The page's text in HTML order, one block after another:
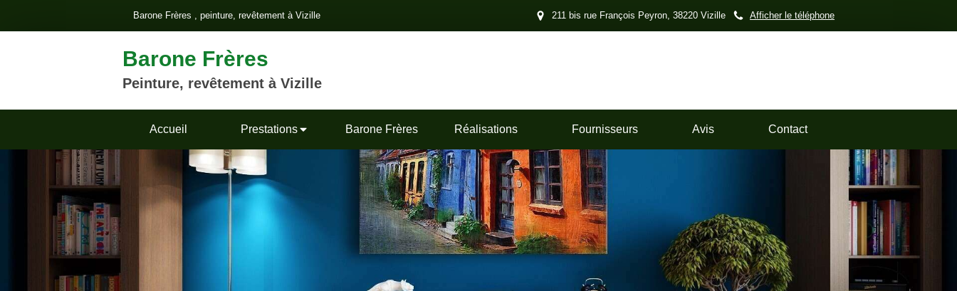
Barone Frères , peinture, revêtement à Vizille Afficher le téléphone
211 bis rue François Peyron, 38220 Vizille
Barone Frères
Peinture, revêtement à Vizille
Accueil Prestations Barone Frères Réalisations Fournisseurs Avis Contact